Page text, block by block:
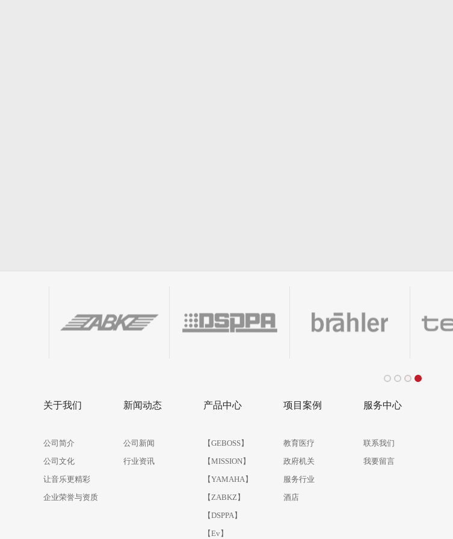
关于我们
公司简介
公司文化
让音乐更精彩
企业荣誉与资质
新闻动态
公司新闻
行业资讯
产品中心
【GEBOSS】
【MISSION】
【YAMAHA】
【ZABKZ】
【DSPPA】
【Ev】
项目案例
教育医疗
政府机关
服务行业
酒店
服务中心
联系我们
我要留言